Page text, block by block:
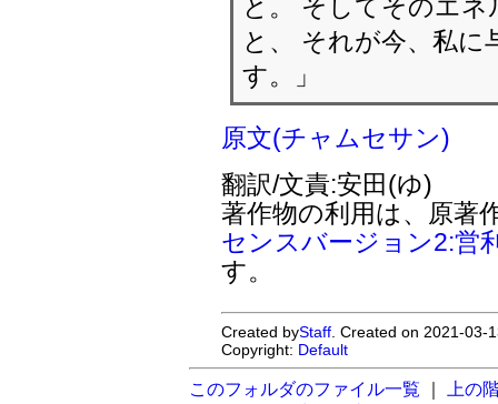
と。 そしてそのエ
と、 それが今、私に
す。」
原文(チャムセサン)
翻訳/文責:安田(ゆ)
著作物の利用は、原著
センスバージョン2:営
す。
Created byStaff . Created on 2021-
Copyright: Default
このフォルダのファイル一覧
上の